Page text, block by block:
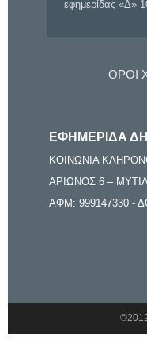
εφημερίδας «Δ»
ΟΡΟΙ
ΕΦΗΜΕΡΙΔΑ
ΚΟΙΝΩΝΙΑ
ΑΡΙΩΝΟΣ 6 –
ΑΦΜ: 999147330 -